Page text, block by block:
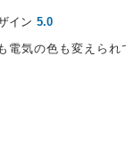
イン 5.0
電気の色も変えら